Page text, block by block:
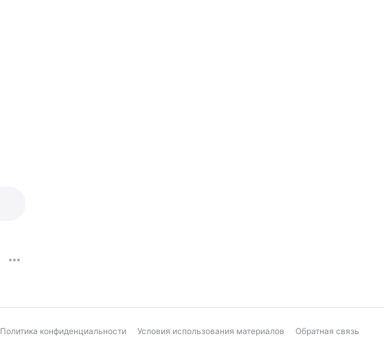
Политика конфиденциальности Условия использования материалов Обратная связь